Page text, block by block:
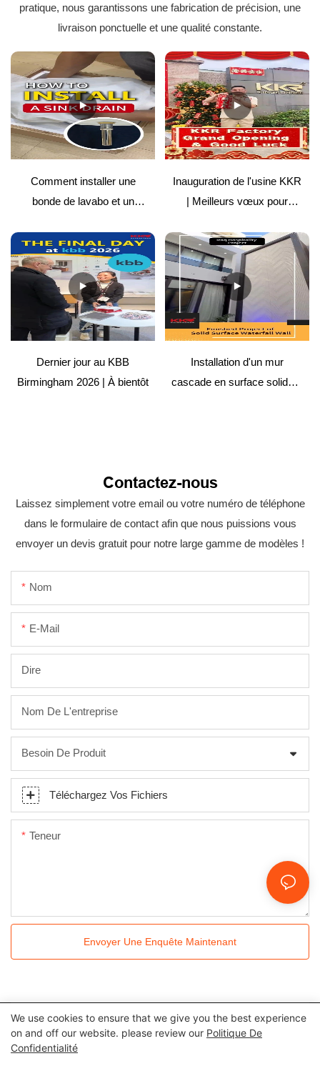
pratique, nous garantissons une fabrication de précision, une
livraison ponctuelle et une qualité constante.
Comment installer une
bonde de lavabo et un
| Guide facile
Inauguration de l'usine KKR
| Meilleurs vœux pour
Dernier jour au KBB
Birmingham 2026 | À bientôt
Installation d'un mur
cascade en surface solide –
Contactez-nous
Laissez simplement votre email ou votre numéro de téléphone
dans le formulaire de contact afin que nous puissions vous
envoyer un devis gratuit pour notre large gamme de modèles !
Nom
E-Mail
Dire
Nom De L'entreprise
Besoin De Produit
Téléchargez Vos Fichiers
Teneur
Envoyer Une Enquête Maintenant
Tous droits réservés © 2024 Kingkonree International China
Surface Industrial Co., Ltd |
We use cookies to ensure that we give you the best experience
on and off our website. please review our Politique De
Confidentialité